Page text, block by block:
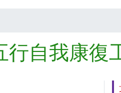
行自我康復